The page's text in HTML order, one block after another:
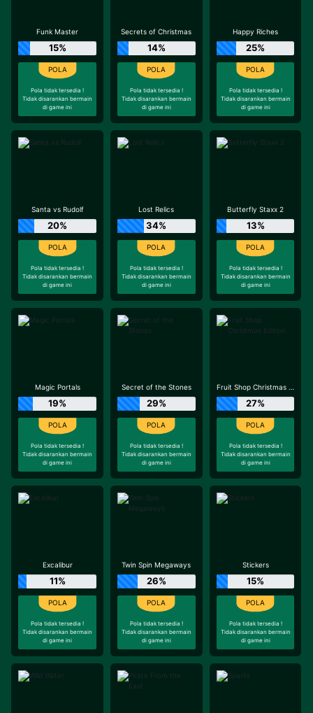
Funk Master
15%
Pola tidak tersedia !
Tidak disarankan bermain
di game ini
Secrets of Christmas
14%
Pola tidak tersedia !
Tidak disarankan bermain
di game ini
Happy Riches
25%
Pola tidak tersedia !
Tidak disarankan bermain
di game ini
Santa vs Rudolf
20%
Pola tidak tersedia !
Tidak disarankan bermain
di game ini
Lost Relics
34%
Pola tidak tersedia !
Tidak disarankan bermain
di game ini
Butterfly Staxx 2
13%
Pola tidak tersedia !
Tidak disarankan bermain
di game ini
Magic Portals
19%
Pola tidak tersedia !
Tidak disarankan bermain
di game ini
Secret of the Stones
29%
Pola tidak tersedia !
Tidak disarankan bermain
di game ini
Fruit Shop Christmas Edition
27%
Pola tidak tersedia !
Tidak disarankan bermain
di game ini
Excalibur
11%
Pola tidak tersedia !
Tidak disarankan bermain
di game ini
Twin Spin Megaways
26%
Pola tidak tersedia !
Tidak disarankan bermain
di game ini
Stickers
15%
Pola tidak tersedia !
Tidak disarankan bermain
di game ini